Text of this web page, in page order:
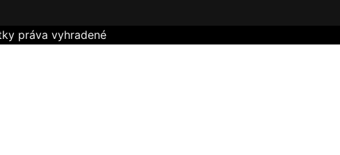
práva vyhradené